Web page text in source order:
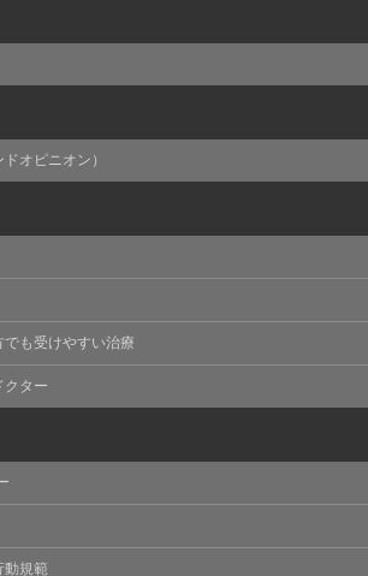
オピニオン）
も受けやすい治療
クター
動規範